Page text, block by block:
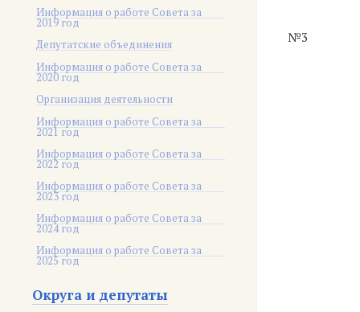
Информация о работе Совета за
2019 год
Депутатские объединения
Информация о работе Совета за
2020 год
Организация деятельности
Информация о работе Совета за
2021 год
Информация о работе Совета за
2022 год
Информация о работе Совета за
2023 год
Информация о работе Совета за
2024 год
Информация о работе Совета за
2025 год
Округа и депутаты
№3